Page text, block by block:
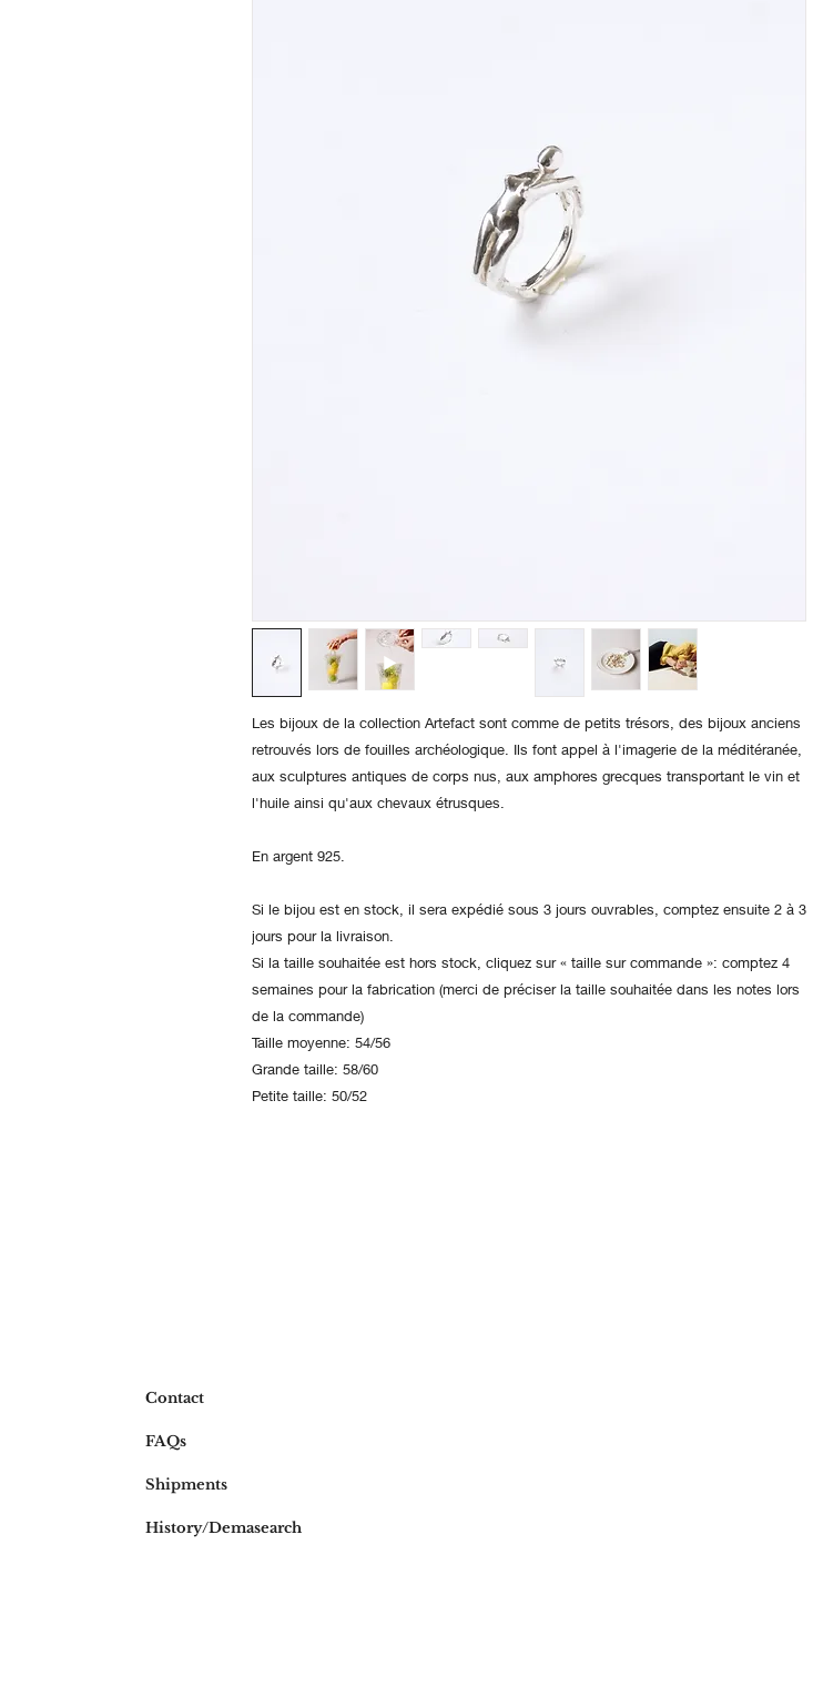
Les bijoux de la collection Artefact sont comme de petits trésors, des bijoux anciens
retrouvés lors de fouilles archéologique. Ils font appel à l'imagerie de la méditéranée,
aux sculptures antiques de corps nus, aux amphores grecques transportant le vin et
l'huile ainsi qu'aux chevaux étrusques.
En argent 925.
Si le bijou est en stock, il sera expédié sous 3 jours ouvrables, comptez ensuite 2 à 3
jours pour la livraison.
Si la taille souhaitée est hors stock, cliquez sur « taille sur commande »: comptez 4
semaines pour la fabrication (merci de préciser la taille souhaitée dans les notes lors
de la commande)
Taille moyenne: 54/56
Grande taille: 58/60
Petite taille: 50/52
Contact
FAQs
Shipments
History/Demasearch